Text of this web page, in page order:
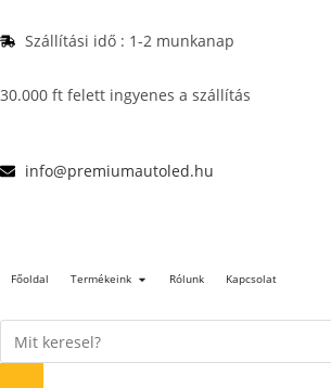
Szállítási idő : 1-2 munkanap
30.000 ft felett ingyenes a szállítás
info@premiumautoled.hu
Főoldal Termékeink Rólunk Kapcsolat